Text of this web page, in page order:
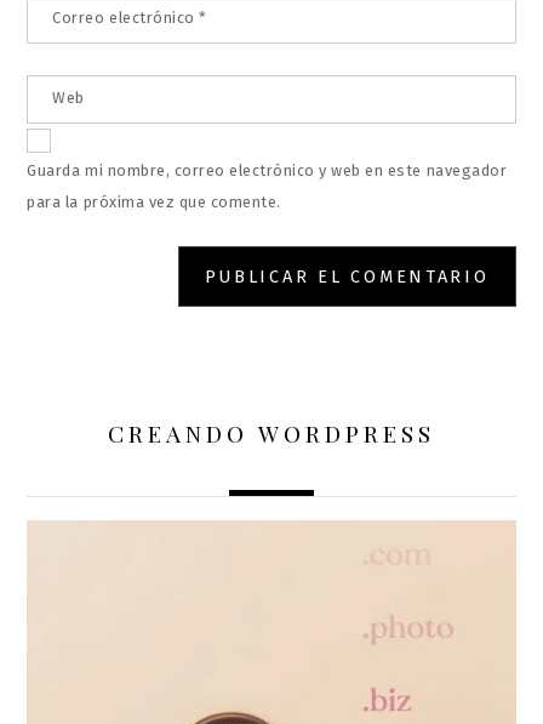
Correo electrónico*
Web
Guarda mi nombre, correo electrónico y web en este navegador
para la próxima vez que comente.
CREANDO WORDPRESS